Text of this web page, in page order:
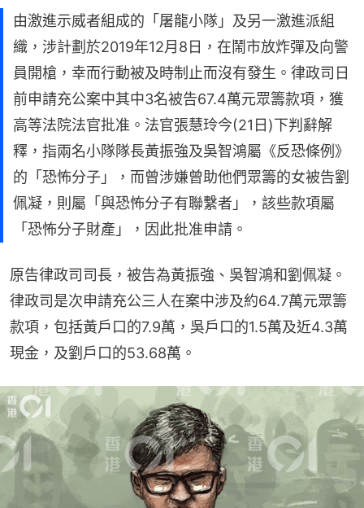
由激進示威者組成的「屠龍小隊」及另一激進派組
織，涉計劃於2019年12月8日，在鬧市放炸彈及向警
員開槍，幸而行動被及時制止而沒有發生。律政司日
前申請充公案中其中3名被告67.4萬元眾籌款項，獲
高等法院法官批准。法官張慧玲今(21日)下判辭解
釋，指兩名小隊隊長黃振強及吳智鴻屬《反恐條例》
的「恐怖分子」，而曾涉嫌曾助他們眾籌的女被告劉
佩凝，則屬「與恐怖分子有聯繫者」，該些款項屬
「恐怖分子財產」，因此批准申請。
原告律政司司長，被告為黃振強、吳智鴻和劉佩凝。
律政司是次申請充公三人在案中涉及約64.7萬元眾籌
款項，包括黃戶口的7.9萬，吳戶口的1.5萬及近4.3萬
現金，及劉戶口的53.68萬。